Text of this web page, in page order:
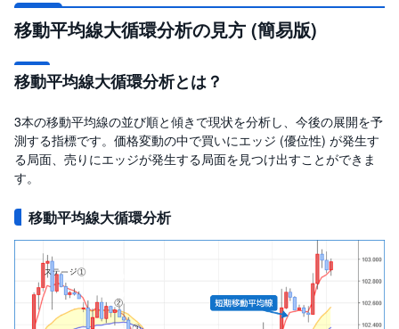
移動平均線大循環分析の見方 (簡易版)
移動平均線大循環分析とは？
3本の移動平均線の並び順と傾きで現状を分析し、今後の展開を予
測する指標です。価格変動の中で買いにエッジ (優位性) が発生す
る局面、売りにエッジが発生する局面を見つけ出すことができま
す。
移動平均線大循環分析